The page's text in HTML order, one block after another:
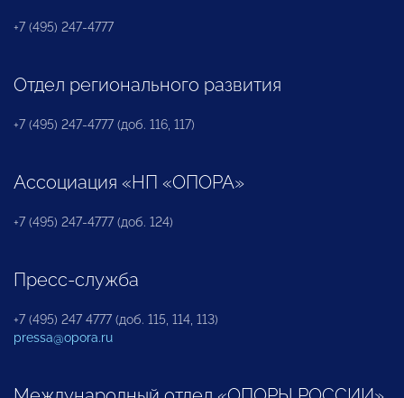
+7 (495) 247-4777
Отдел регионального развития
+7 (495) 247-4777 (доб. 116, 117)
Ассоциация «НП «ОПОРА»
+7 (495) 247-4777 (доб. 124)
Пресс-служба
+7 (495) 247 4777 (доб. 115, 114, 113)
pressa@opora.ru